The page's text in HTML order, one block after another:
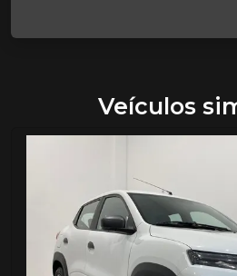
Veículos